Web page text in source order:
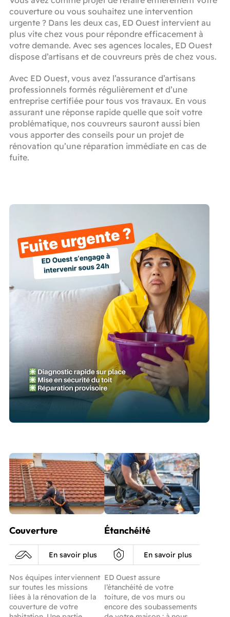
couverture ou vous souhaitez une intervention
urgente ? Dans les deux cas, ED Ouest intervient au
plus vite chez vous pour répondre efficacement à
votre demande. Avec ses agences locales, ED Ouest
dispose d’artisans et de couvreurs près de chez vous.
Avec ED Ouest, vous avez l’assurance d’artisans
professionnels formés régulièrement et d’une
entreprise certifiée pour tous vos travaux. En vous
assurant une réponse rapide quelle que soit votre
problématique, nos couvreurs sauront aussi bien
vous apporter des conseils pour un projet de
rénovation qu’une réparation immédiate en cas de
fuite.
Couverture
En savoir plus
Nos équipes interviennent
sur toutes les missions
liées à la rénovation de la
couverture de votre
Étanchéité
En savoir plus
ED Ouest assure
l’étanchéité de votre
toiture, de vos murs ou
encore des soubassements